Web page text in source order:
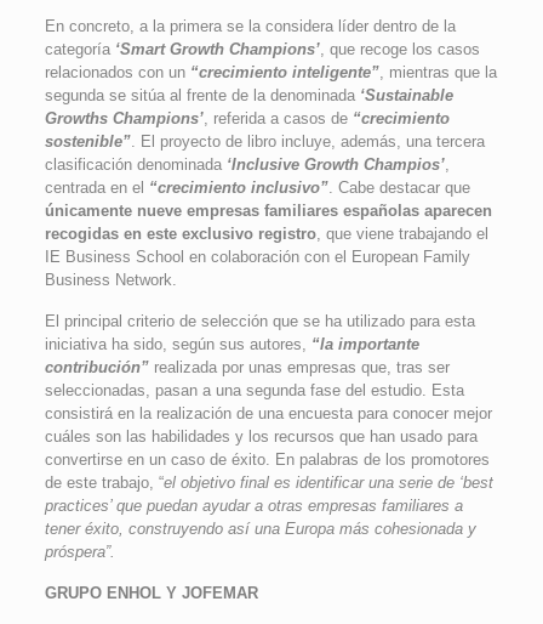
En concreto, a la primera se la considera líder dentro de la
categoría ‘Smart Growth Champions’, que recoge los casos
relacionados con un “crecimiento inteligente”, mientras que la
segunda se sitúa al frente de la denominada ‘Sustainable
Growths Champions’, referida a casos de “crecimiento
sostenible”. El proyecto de libro incluye, además, una tercera
clasificación denominada ‘Inclusive Growth Champios’,
centrada en el “crecimiento inclusivo”. Cabe destacar que
únicamente nueve empresas familiares españolas aparecen
recogidas en este exclusivo registro, que viene trabajando el
IE Business School en colaboración con el European Family
Business Network.
El principal criterio de selección que se ha utilizado para esta
iniciativa ha sido, según sus autores, “la importante
contribución”realizada por unas empresas que, tras ser
seleccionadas, pasan a una segunda fase del estudio. Esta
consistirá en la realización de una encuesta para conocer mejor
cuáles son las habilidades y los recursos que han usado para
convertirse en un caso de éxito. En palabras de los promotores
de este trabajo, “el objetivo final es identificar una serie de ‘best
practices’ que puedan ayudar a otras empresas familiares a
tener éxito, construyendo así una Europa más cohesionada y
próspera”.
GRUPO ENHOL Y JOFEMAR